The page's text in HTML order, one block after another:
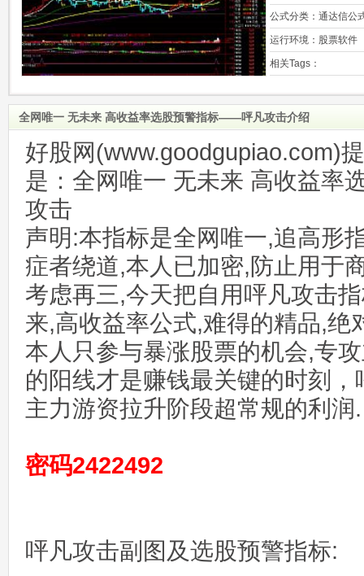
公式分类： 通达信公
运行环境： 股票软件
相关Tags：
全网唯一 无未来 高收益率选股预警指标——呯凡攻击介绍
好股网(www.goodgupiao.com)
是：全网唯一 无未来 高收益
攻击
声明:本指标是全网唯一,追高形
症者绕道,本人已加密,防止用于
考虑再三,今天把自用呯凡攻击
来,高收益率公式,难得的精品,绝
本人只参与暴涨股票的机会,专
的阳线才是赚钱最关键的时刻
主力游资拉升阶段超常规的利润.
密码2422492
呯凡攻击副图及选股预警指标: